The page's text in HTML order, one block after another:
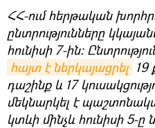
ՀՀ-ում հերթական
ընտրությունները
հունիսի 7-ին։
հայտ է ներկայացրել 19
դաշինք և 17
մեկնարկել է
կտևի մինչև հունիսի 5-ը